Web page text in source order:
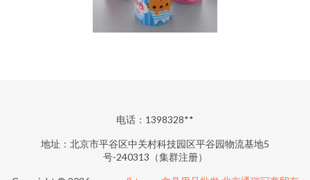
电话：1398328**
地址：北京市平谷区中关村科技园区平谷园物流基地5
号-240313（集群注册）